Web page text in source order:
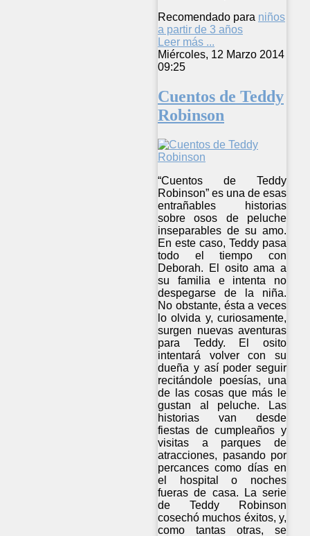
Recomendado para niños
a partir de 3 años
Leer más ...
Miércoles, 12 Marzo 2014
09:25
Cuentos de Teddy
Robinson
“Cuentos de Teddy
Robinson” es una de esas
entrañables historias
sobre osos de peluche
inseparables de su amo.
En este caso, Teddy pasa
todo el tiempo con
Deborah. El osito ama a
su familia e intenta no
despegarse de la niña.
No obstante, ésta a veces
lo olvida y, curiosamente,
surgen nuevas aventuras
para Teddy. El osito
intentará volver con su
dueña y así poder seguir
recitándole poesías, una
de las cosas que más le
gustan al peluche. Las
historias van desde
fiestas de cumpleaños y
visitas a parques de
atracciones, pasando por
percances como días en
el hospital o noches
fueras de casa. La serie
de Teddy Robinson
cosechó muchos éxitos, y,
como tantas otras, se